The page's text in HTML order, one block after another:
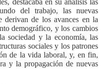
destacaba en su análisis las
del trabajo, las nuevas
derivan de los avances en la
demográfico, y los cambios
sociedad y la economía, las
sociales y los patrones
de la vida laboral, y, en fin,
y la propagación de nuevas